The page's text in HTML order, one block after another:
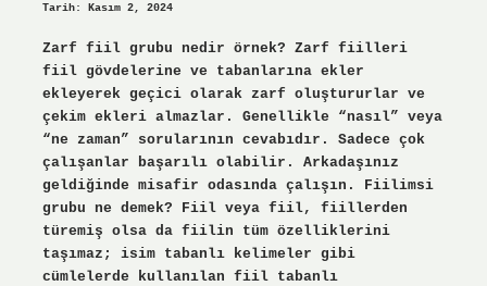
Tarih: Kasım 2, 2024
Zarf fiil grubu nedir örnek? Zarf fiilleri
fiil gövdelerine ve tabanlarına ekler
ekleyerek geçici olarak zarf oluştururlar ve
çekim ekleri almazlar. Genellikle “nasıl” veya
“ne zaman” sorularının cevabıdır. Sadece çok
çalışanlar başarılı olabilir. Arkadaşınız
geldiğinde misafir odasında çalışın. Fiilimsi
grubu ne demek? Fiil veya fiil, fiillerden
türemiş olsa da fiilin tüm özelliklerini
taşımaz; isim tabanlı kelimeler gibi
cümlelerde kullanılan fiil tabanlı